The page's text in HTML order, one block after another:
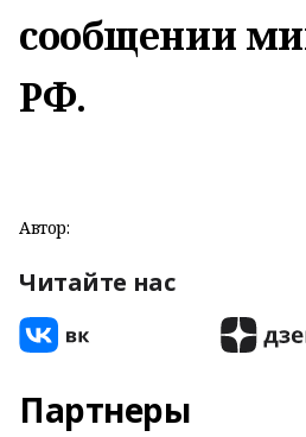
сообщении
РФ.
Автор:
Читайте нас
Партнеры